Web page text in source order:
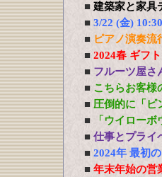
■ 建築家と家具
■ 3/22 (金)
■ ピアノ演奏流
■ 2024春 ギフ
■ フルーツ屋さ
■ こちらお客様
■ 圧倒的に「ピ
■
「ウイロー
■ 仕事とプライ
■ 2024年 最初
■ 年末年始の営